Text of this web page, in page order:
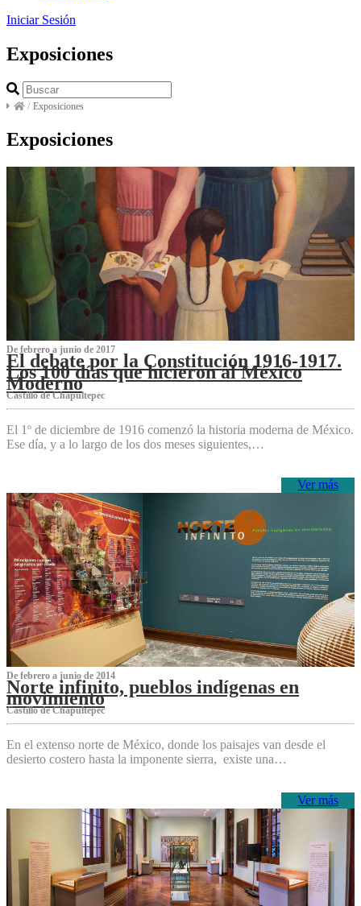
Iniciar Sesión
Exposiciones
/ Exposiciones
Exposiciones
De febrero a junio de 2017
El debate por la Constitución 1916-1917.
Los 100 días que hicieron al México
Moderno
Castillo de Chapultepec
El 1º de diciembre de 1916 comenzó la historia moderna de México.
Ese día, y a lo largo de los dos meses siguientes,…
Ver más
De febrero a junio de 2014
Norte infinito, pueblos indígenas en
movimiento
Castillo de Chapultepec
En el extenso norte de México, donde los paisajes van desde el
desierto costero hasta la imponente sierra, existe una…
Ver más